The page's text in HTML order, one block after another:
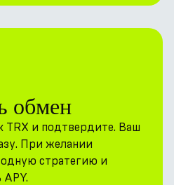
обмен
TRX и подтвердите. Ваш
При желании
стратегию и